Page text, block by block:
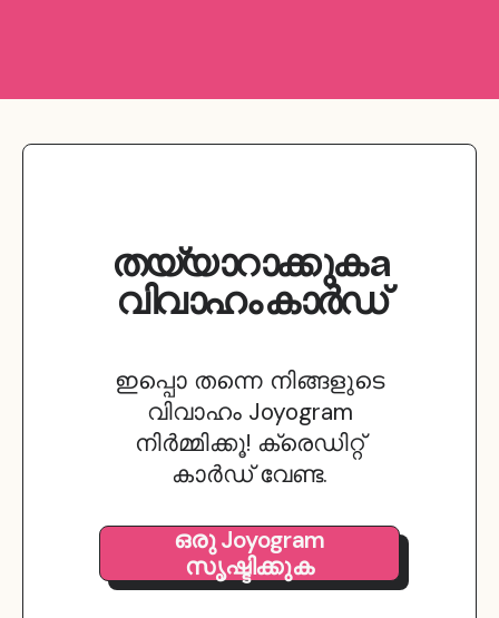
തയ്യാറാക്കുകa
വിവാഹംകാർഡ്
ഇപ്പൊ തന്നെ നിങ്ങളുടെ
വിവാഹം Joyogram
നിർമ്മിക്കൂ! ക്രെഡിറ്റ്
കാർഡ് വേണ്ട.
ഒരു Joyogram
സൃഷ്ടിക്കുക